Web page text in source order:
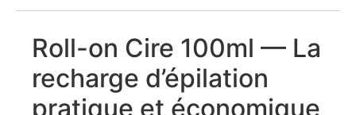
Roll-on Cire 100ml — La
recharge d’épilation
pratique et économique